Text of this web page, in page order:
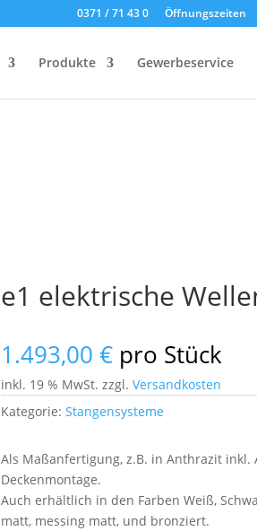
0371 / 71 43 0 Öffnungszeiten
Produkte Gewerbeservice
e1 elektrische
1.493,00 € pro Stück
inkl. 19 % MwSt. zzgl. Versandkosten
Kategorie: Stangensysteme
Als Maßanfertigung, z.B. in Anthrazit inkl.
Deckenmontage.
Auch erhältlich in den Farben Weiß,
matt, messing matt, und bronziert.